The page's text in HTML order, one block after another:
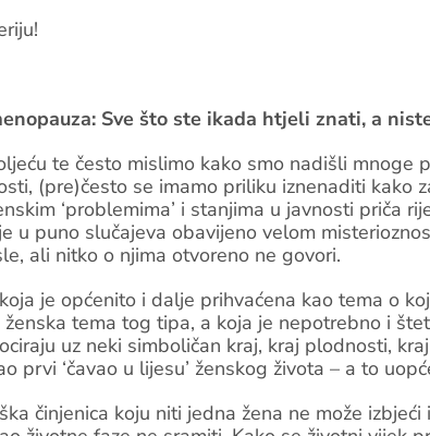
Sve što ste ikada htjeli znati, a
te često mislimo kako smo nadišli mnoge
(pre)često se imamo priliku iznenaditi kako
‘problemima’ i stanjima u javnosti priča
u puno slučajeva obavijeno velom
ali nitko o njima otvoreno ne govori.
je općenito i dalje prihvaćena kao tema o
tema tog tipa, a koja je nepotrebno i
uz neki simboličan kraj, kraj plodnosti,
prvi ‘čavao u lijesu’ ženskog života – a to
činjenica koju niti jedna žena ne može